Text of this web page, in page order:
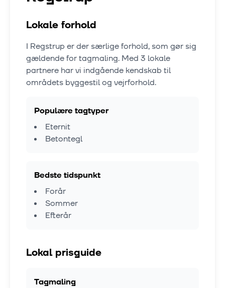
Lokale forhold
I Regstrup er der særlige forhold, som gør sig
gældende for tagmaling. Med 3 lokale
partnere har vi indgående kendskab til
områdets byggestil og vejrforhold.
Populære tagtyper
Eternit
Betontegl
Bedste tidspunkt
Forår
Sommer
Efterår
Lokal prisguide
Tagmaling